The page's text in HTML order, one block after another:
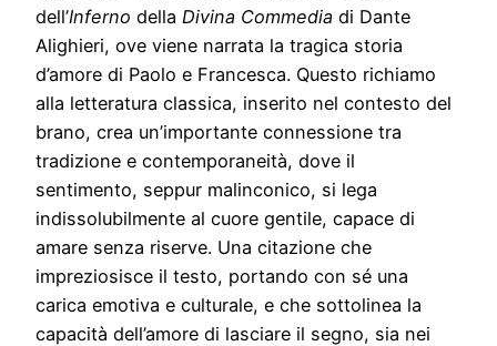
dell’Inferno della Divina Commedia di Dante
Alighieri, ove viene narrata la tragica storia
d’amore di Paolo e Francesca. Questo richiamo
alla letteratura classica, inserito nel contesto del
brano, crea un’importante connessione tra
tradizione e contemporaneità, dove il
sentimento, seppur malinconico, si lega
indissolubilmente al cuore gentile, capace di
amare senza riserve. Una citazione che
impreziosisce il testo, portando con sé una
carica emotiva e culturale, e che sottolinea la
capacità dell’amore di lasciare il segno, sia nei